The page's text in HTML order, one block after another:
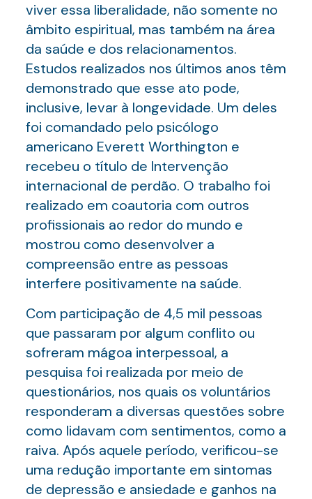
viver essa liberalidade, não somente no
âmbito espiritual, mas também na área
da saúde e dos relacionamentos.
Estudos realizados nos últimos anos têm
demonstrado que esse ato pode,
inclusive, levar à longevidade. Um deles
foi comandado pelo psicólogo
americano Everett Worthington e
recebeu o título de Intervenção
internacional de perdão. O trabalho foi
realizado em coautoria com outros
profissionais ao redor do mundo e
mostrou como desenvolver a
compreensão entre as pessoas
interfere positivamente na saúde.
Com participação de 4,5 mil pessoas
que passaram por algum conflito ou
sofreram mágoa interpessoal, a
pesquisa foi realizada por meio de
questionários, nos quais os voluntários
responderam a diversas questões sobre
como lidavam com sentimentos, como a
raiva. Após aquele período, verificou-se
uma redução importante em sintomas
de depressão e ansiedade e ganhos na